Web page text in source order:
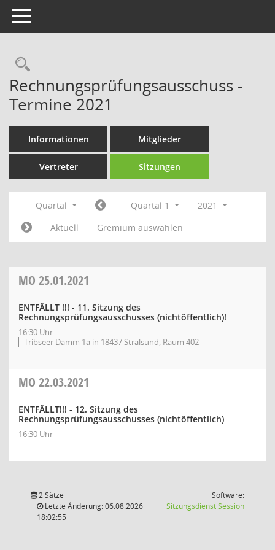
Toggle navigation
Rechercheauswahl
Rechnungsprüfungsausschuss -
Termine 2021
Informationen Mitglieder
Vertreter Sitzungen
Quartal Quartal 1
2021
Aktuell
Gremium auswählen
MO 25.01.2021
ENTFÄLLT !!! - 11. Sitzung des
Rechnungsprüfungsausschusses (nichtöffentlich)!
16:30 Uhr
Tribseer Damm 1a in 18437 Stralsund, Raum 402
MO 22.03.2021
ENTFÄLLT!!! - 12. Sitzung des
Rechnungsprüfungsausschusses (nichtöffentlich)
16:30 Uhr
2 Sätze
Letzte Änderung: 06.08.2026
18:02:55
Software:
SitzungsdienstSession(Wird in